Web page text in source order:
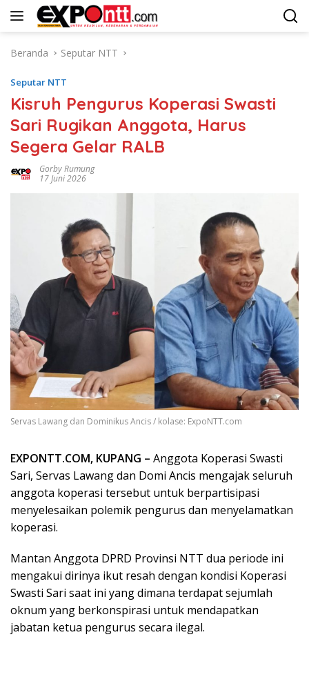
Langsung
Beranda
Seputar NTT
Seputar NTT
Kisruh Pengurus Koperasi Swasti
Sari Rugikan Anggota, Harus
Segera Gelar RALB
Gorby Rumung
17 Juni 2026
Servas Lawang dan Dominikus Ancis / kolase: ExpoNTT.com
EXPONTT.COM, KUPANG – Anggota Koperasi Swasti
Sari, Servas Lawang dan Domi Ancis mengajak seluruh
anggota koperasi tersebut untuk berpartisipasi
menyelesaikan polemik pengurus dan menyelamatkan
koperasi.
Mantan Anggota DPRD Provinsi NTT dua periode ini
mengakui dirinya ikut resah dengan kondisi Koperasi
Swasti Sari saat ini yang dimana terdapat sejumlah
oknum yang berkonspirasi untuk mendapatkan
jabatan ketua pengurus secara ilegal.